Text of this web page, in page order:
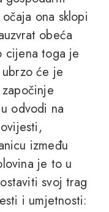
ona sklopi
obeća
cijena toga je
ubrzo će je
odvodi na
između
je to u
svoj trag
i umjetnosti: